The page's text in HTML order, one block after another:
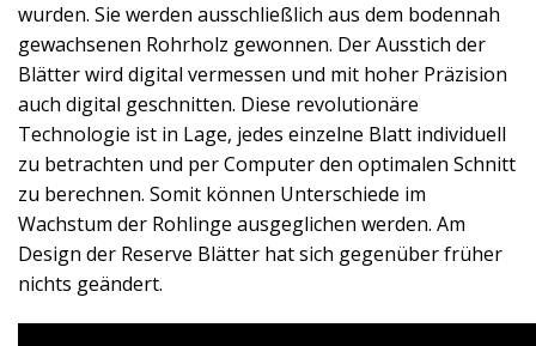
wurden. Sie werden ausschließlich aus dem bodennah
gewachsenen Rohrholz gewonnen. Der Ausstich der
Blätter wird digital vermessen und mit hoher Präzision
auch digital geschnitten. Diese revolutionäre
Technologie ist in Lage, jedes einzelne Blatt individuell
zu betrachten und per Computer den optimalen Schnitt
zu berechnen. Somit können Unterschiede im
Wachstum der Rohlinge ausgeglichen werden. Am
Design der Reserve Blätter hat sich gegenüber früher
nichts geändert.